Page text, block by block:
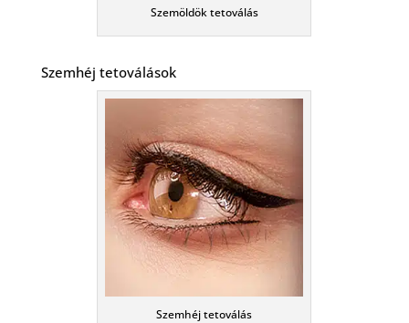
Szemöldök tetoválás
Szemhéj tetoválások
Szemhéj tetoválás